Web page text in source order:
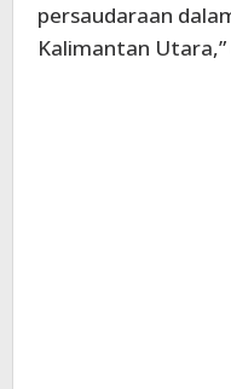
persaudaraan
Kalimantan